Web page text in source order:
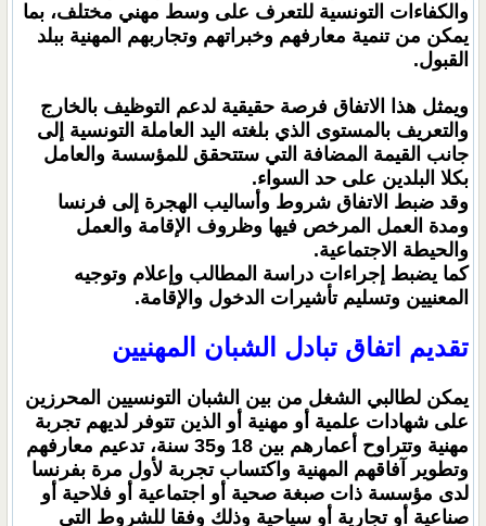
والكفاءات التونسية للتعرف على وسط مهني مختلف، بما
يمكن من تنمية معارفهم وخبراتهم وتجاربهم المهنية ببلد
القبول.
ويمثل هذا الاتفاق فرصة حقيقية لدعم التوظيف بالخارج
والتعريف بالمستوى الذي بلغته اليد العاملة التونسية إلى
جانب القيمة المضافة التي ستتحقق للمؤسسة والعامل
بكلا البلدين على حد السواء.
وقد ضبط الاتفاق شروط وأساليب الهجرة إلى فرنسا
ومدة العمل المرخص فيها وظروف الإقامة والعمل
والحيطة الاجتماعية.
كما يضبط إجراءات دراسة المطالب وإعلام وتوجيه
المعنيين وتسليم تأشيرات الدخول والإقامة.
تقديم اتفاق تبادل الشبان المهنيين
يمكن لطالبي الشغل من بين الشبان التونسيين المحرزين
على شهادات علمية أو مهنية أو الذين تتوفر لديهم تجربة
مهنية وتتراوح أعمارهم بين 18 و35 سنة، تدعيم معارفهم
وتطوير آفاقهم المهنية واكتساب تجربة لأول مرة بفرنسا
لدى مؤسسة ذات صبغة صحية أو اجتماعية أو فلاحية أو
صناعية أو تجارية أو سياحية وذلك وفقا للشروط التي